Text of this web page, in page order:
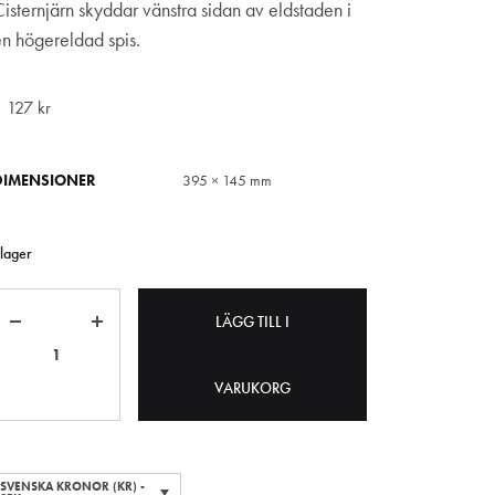
skyddar vänstra sidan av eldstaden i
högereldad spis.
127 kr
395 × 145 mm
LÄGG TILL I
VARUKORG
SVENSKA KRONOR (KR) -